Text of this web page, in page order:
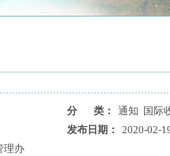
分 类：
通知 国际
发布日期：
2020-02-
理办